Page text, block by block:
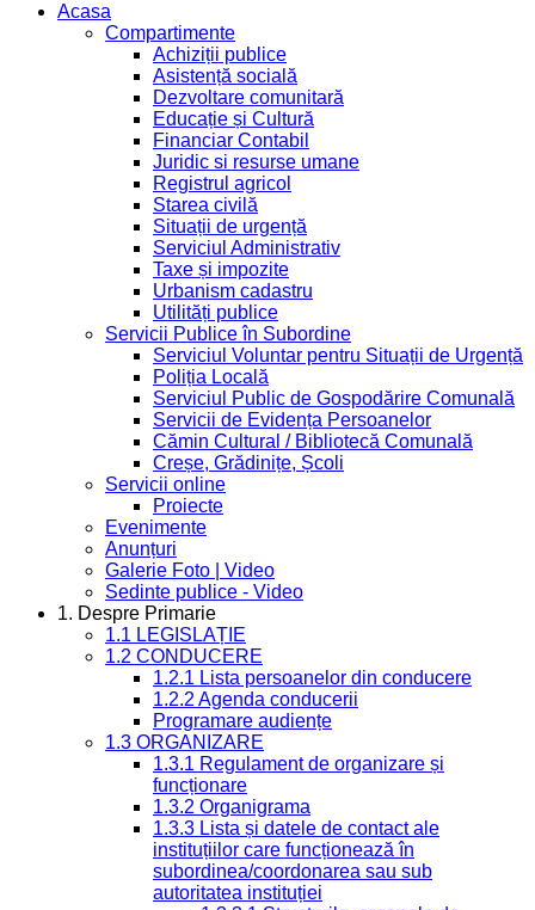
Acasa
Compartimente
Achiziții publice
Asistență socială
Dezvoltare comunitară
Educație și Cultură
Financiar Contabil
Juridic si resurse umane
Registrul agricol
Starea civilă
Situații de urgență
Serviciul Administrativ
Taxe și impozite
Urbanism cadastru
Utilități publice
Servicii Publice în Subordine
Serviciul Voluntar pentru Situații de Urgență
Poliția Locală
Serviciul Public de Gospodărire Comunală
Servicii de Evidența Persoanelor
Cămin Cultural / Bibliotecă Comunală
Creșe, Grădinițe, Școli
Servicii online
Proiecte
Evenimente
Anunțuri
Galerie Foto | Video
Sedinte publice - Video
1. Despre Primarie
1.1 LEGISLAȚIE
1.2 CONDUCERE
1.2.1 Lista persoanelor din conducere
1.2.2 Agenda conducerii
Programare audiențe
1.3 ORGANIZARE
1.3.1 Regulament de organizare și
funcționare
1.3.2 Organigrama
1.3.3 Lista și datele de contact ale
instituțiilor care funcționează în
subordinea/coordonarea sau sub
autoritatea instituției